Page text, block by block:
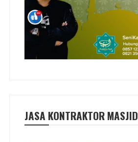
JASA KONTRAKTOR MASJID